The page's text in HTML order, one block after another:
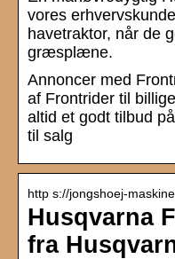
vores
havetraktor, når de
græsplæne.
Annoncer med
af Frontrider til
altid et godt tilbud
til salg
http s://jongshoej-
Husqvarna
fra